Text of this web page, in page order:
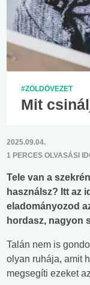
#ZÖLDÖVEZET
Mit
2025.09.04.
1 PERCES OLVASÁSI
Tele van a
használsz? Itt az
eladományozod
hordasz, nagyon
Talán nem is
olyan ruhája, amit
megsegíti ezeket